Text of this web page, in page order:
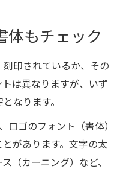
体もチェック
印されているか、その
は異なりますが、いず
なります。
ロゴのフォント（書体）
があります。文字の太
（カーニング）など、